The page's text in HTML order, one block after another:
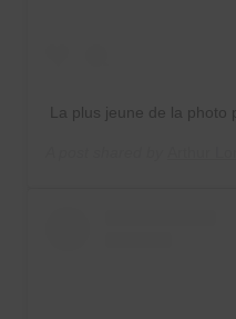
La plus jeune de la